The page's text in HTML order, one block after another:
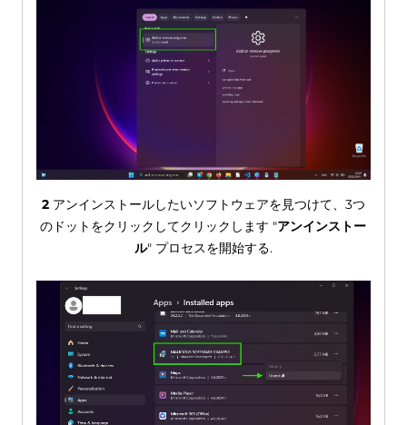
2アンインストールしたいソフトウェアを見つけて、3つ
のドットをクリックしてクリックします "アンインストー
ル" プロセスを開始する.